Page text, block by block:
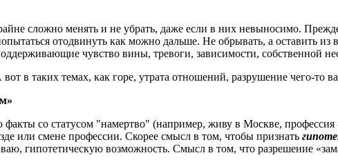
сложно менять и не убрать, даже если в них невыносимо.
отодвинуть как можно дальше. Не обрывать, а оставить из
чувство вины, тревоги, зависимости, собственной
в таких темах, как горе, утрата отношений, разрушение чего-
со статусом "намертво" (например, живу в Москве,
или смене профессии. Скорее смысл в том, чтобы признать
гипотетическую возможность. Смысл в том, что разрешение